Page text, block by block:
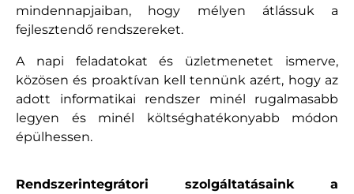
mindennapjaiban, hogy mélyen átlássuk a
fejlesztendő rendszereket.
A napi feladatokat és üzletmenetet ismerve,
közösen és proaktívan kell tennünk azért, hogy az
adott informatikai rendszer minél rugalmasabb
legyen és minél költséghatékonyabb módon
épülhessen.
Rendszerintegrátori szolgáltatásaink a